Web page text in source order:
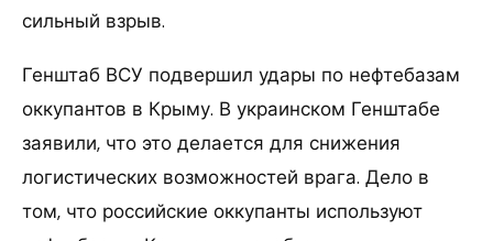
сильный взрыв.
Генштаб ВСУ подвершил удары по нефтебазам
оккупантов в Крыму. В украинском Генштабе
заявили, что это делается для снижения
логистических возможностей врага. Дело в
том, что российские оккупанты используют